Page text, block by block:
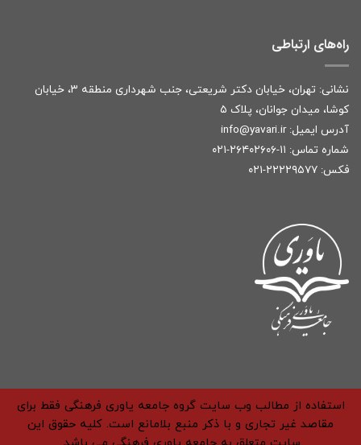
راه‌های ارتباطی
نشانی: تهران، خیابان دکتر شریعتی، جنب شهرداری منطقه ۳، خیابان
کوشا، میدان جوانان، پلاک ۵
آدرس ایمیل: info@yavari.ir
شماره تماس: ۱۱-۲۶۴۰۲۶۰۶-۰۲۱
فکس: ۲۲۲۲۹۵۷۷-۰۲۱
استفاده از مطالب وب سایت گروه جامعه یاوری فرهنگی فقط برای
مقاصد غیر تجاری و با ذکر منبع بلامانع است. کلیه حقوق این